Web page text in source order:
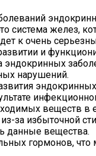
система желез,
к очень
и
эндокринных
нарушений.
веществ в
за избыточной
данные вещества.
гормонов,